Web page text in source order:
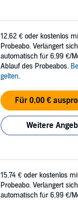
12,62 € oder kostenlos
Probeabo. Verlängert sich
automatisch für 6,99 €/
Ablauf des Probeabos.
gelten.
Für 0,00 €
Weitere
15,74 € oder kostenlos
Probeabo. Verlängert sich
automatisch für 6,99 €/